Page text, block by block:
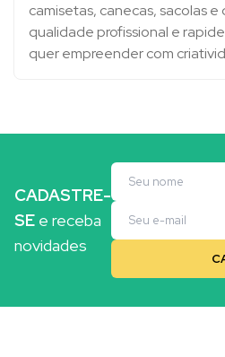
camisetas, canecas, sacolas
qualidade profissional e
quer empreender com
CADASTRE-
SE e receba
novidades